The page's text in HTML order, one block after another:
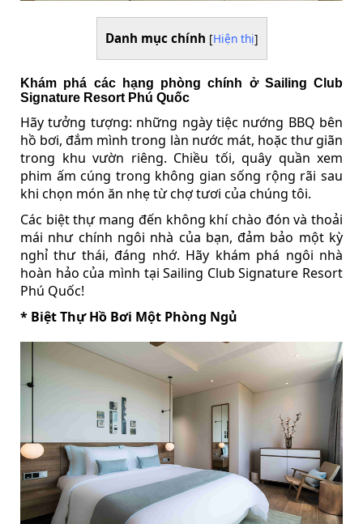
Danh mục chính [Hiện thị]
Khám phá các hạng phòng chính ở Sailing Club
Signature Resort Phú Quốc
Hãy tưởng tượng: những ngày tiệc nướng BBQ bên
hồ bơi, đắm mình trong làn nước mát, hoặc thư giãn
trong khu vườn riêng. Chiều tối, quây quần xem
phim ấm cúng trong không gian sống rộng rãi sau
khi chọn món ăn nhẹ từ chợ tươi của chúng tôi.
Các biệt thự mang đến không khí chào đón và thoải
mái như chính ngôi nhà của bạn, đảm bảo một kỳ
nghỉ thư thái, đáng nhớ. Hãy khám phá ngôi nhà
hoàn hảo của mình tại Sailing Club Signature Resort
Phú Quốc!
* Biệt Thự Hồ Bơi Một Phòng Ngủ